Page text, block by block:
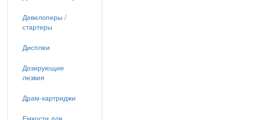
Девелоперы /
стартеры
Дисплеи
Дозирующие
лезвия
Драм-картриджи
Емкости для